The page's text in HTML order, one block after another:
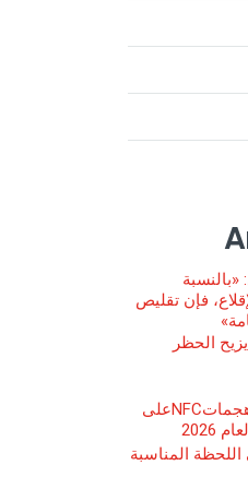
فإن تقليص
الحظر
كاسبرسكي تكشف عن ارتفاع هجماتNFCعلى